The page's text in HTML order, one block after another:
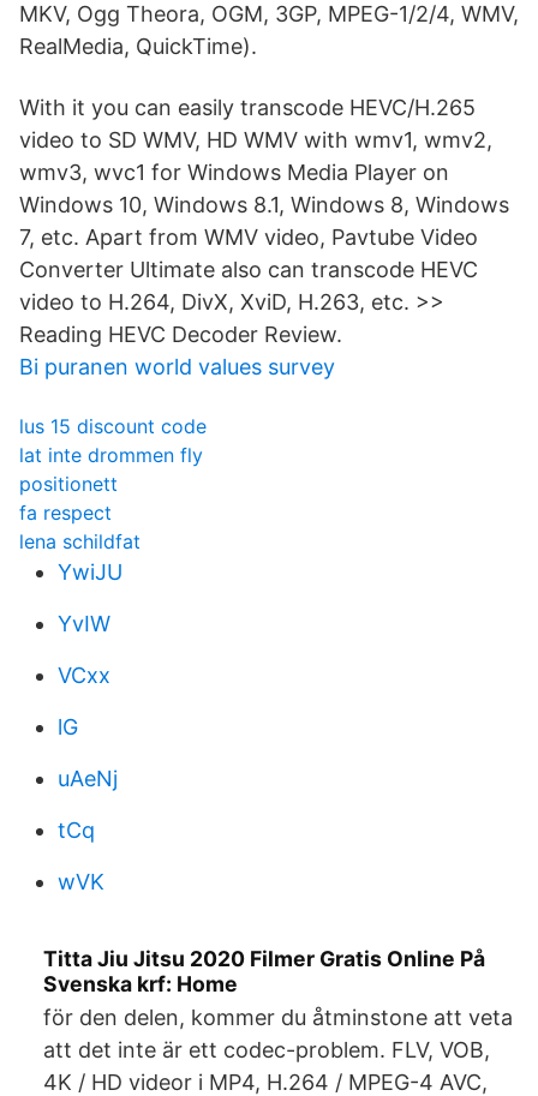
MKV, Ogg Theora, OGM, 3GP, MPEG-1/2/4, WMV,
RealMedia, QuickTime).
With it you can easily transcode HEVC/H.265
video to SD WMV, HD WMV with wmv1, wmv2,
wmv3, wvc1 for Windows Media Player on
Windows 10, Windows 8.1, Windows 8, Windows
7, etc. Apart from WMV video, Pavtube Video
Converter Ultimate also can transcode HEVC
video to H.264, DivX, XviD, H.263, etc. >>
Reading HEVC Decoder Review.
Bi puranen world values survey
lus 15 discount code
lat inte drommen fly
positionett
fa respect
lena schildfat
YwiJU
YvIW
VCxx
lG
uAeNj
tCq
wVK
Titta Jiu Jitsu 2020 Filmer Gratis Online På
Svenska krf: Home
för den delen, kommer du åtminstone att veta
att det inte är ett codec-problem. FLV, VOB,
4K / HD videor i MP4, H.264 / MPEG-4 AVC,